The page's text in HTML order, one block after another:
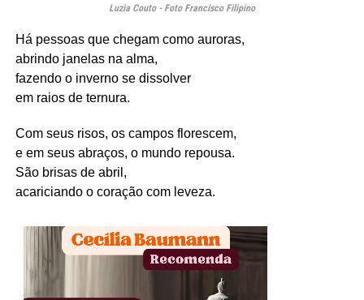
Luzia Couto - Foto Francisco Filipino
Há pessoas que chegam como auroras,
abrindo janelas na alma,
fazendo o inverno se dissolver
em raios de ternura.
Com seus risos, os campos florescem,
e em seus abraços, o mundo repousa.
São brisas de abril,
acariciando o coração com leveza.